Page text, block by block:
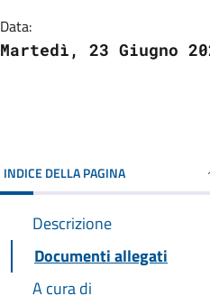
Data:
Martedì, 23 Giugno
INDICE DELLA PAGINA
Descrizione
Documenti allegati
A cura di